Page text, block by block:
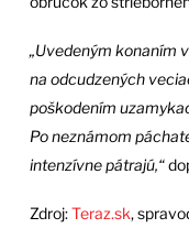
„Uvedeným konaním
na odcudzených
poškodením
Po neznámom
intenzívne pátrajú,“
Zdroj:Teraz.sk,